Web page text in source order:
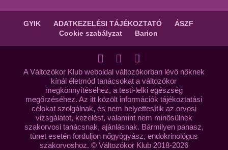
GYIK ADATKEZELÉSI TÁJÉKOZTATÓ
ÁSZF
Cookie szabályzat
Barion
A Változókor Klub weboldal változókorban lévő nőknek
kínál életmód tanácsokat a változókor
megkönnyítéséhez, a testi-lelki egészség
megőrzéséhez. Az itt közölt információk tájékoztatási
célokat szolgálnak, és nem helyettesítik az orvosi
vizsgálatot, kezelést, valamint nem minősülnek
szakorvosi tanácsnak, ajánlásnak. Bármilyen panasz,
tünet esetén forduljon nőgyógyász, endokrinológus
szakorvoshoz. © Változókor Klub 2018-2026